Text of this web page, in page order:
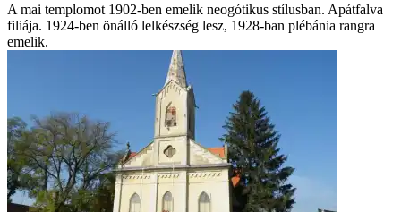
A mai templomot 1902-ben emelik neogótikus stílusban. Apátfalva
filiája. 1924-ben önálló lelkészség lesz, 1928-ban plébánia rangra
emelik.